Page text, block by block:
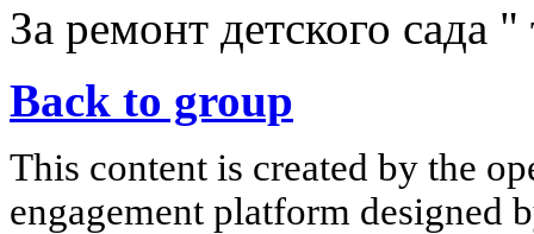
За ремонт детского сада
Back to group
This content is created by the
engagement platform designed